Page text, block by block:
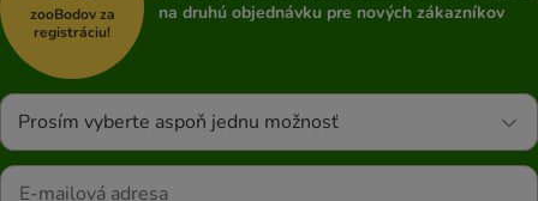
zooBodov za
registráciu!
na druhú objednávku pre nových zákazníkov
Prosím vyberte aspoň jednu možnosť